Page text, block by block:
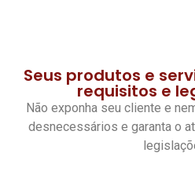
Seus produtos e
requisitos e
Não exponha seu cliente e
desnecessários e garanta o